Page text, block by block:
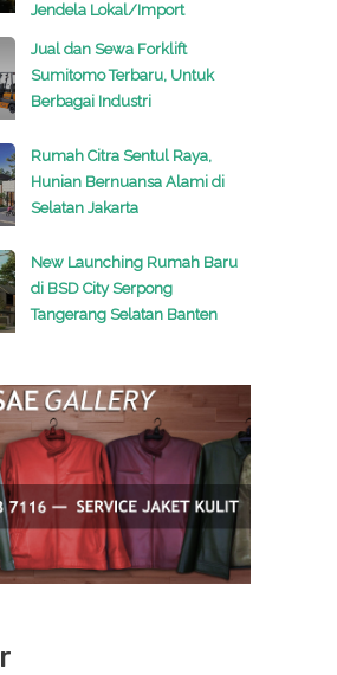
Jendela Lokal/Import
Jual dan Sewa Forklift
Sumitomo Terbaru, Untuk
Berbagai Industri
Rumah Citra Sentul Raya,
Hunian Bernuansa Alami di
Selatan Jakarta
New Launching Rumah Baru
di BSD City Serpong
Tangerang Selatan Banten